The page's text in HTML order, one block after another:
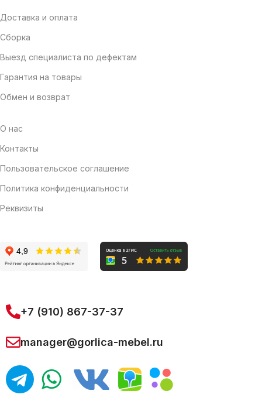
Доставка и оплата
Сборка
Выезд специалиста по дефектам
Гарантия на товары
Обмен и возврат
О нас
Контакты
Пользовательское соглашение
Политика конфиденциальности
Реквизиты
+7 (910) 867-37-37
manager@gorlica-mebel.ru